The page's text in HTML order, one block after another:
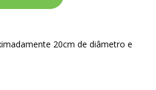
20cm de diâmetro e